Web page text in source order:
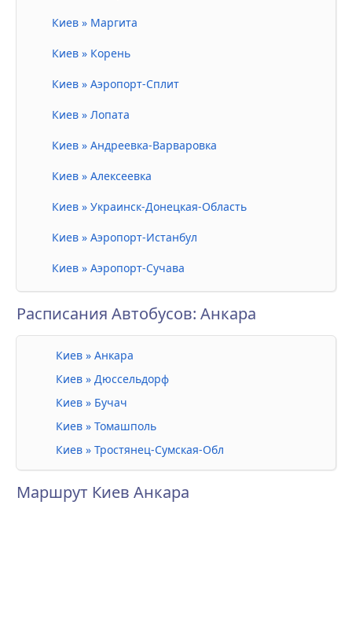
Киев » Маргита
Киев » Корень
Киев » Аэропорт-Сплит
Киев » Лопата
Киев » Андреевка-Варваровка
Киев » Алексеевка
Киев » Украинск-Донецкая-Область
Киев » Аэропорт-Истанбул
Киев » Аэропорт-Сучава
Расписания Автобусов: Анкара
Киев » Анкара
Киев » Дюссельдорф
Киев » Бучач
Киев » Томашполь
Киев » Тростянец-Сумская-Обл
Маршрут Киев Анкара